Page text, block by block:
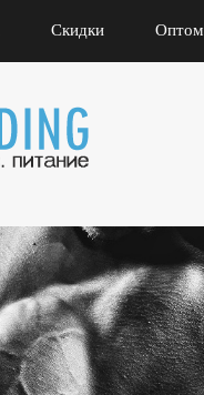
Скидки Оптом